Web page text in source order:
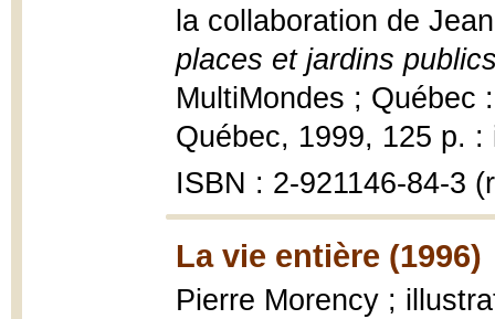
la collaboration de
places et jardins
MultiMondes ; Québec
Québec, 1999, 125 p.
ISBN : 2-921146-84-3
La vie entière (1996)
Pierre Morency ;